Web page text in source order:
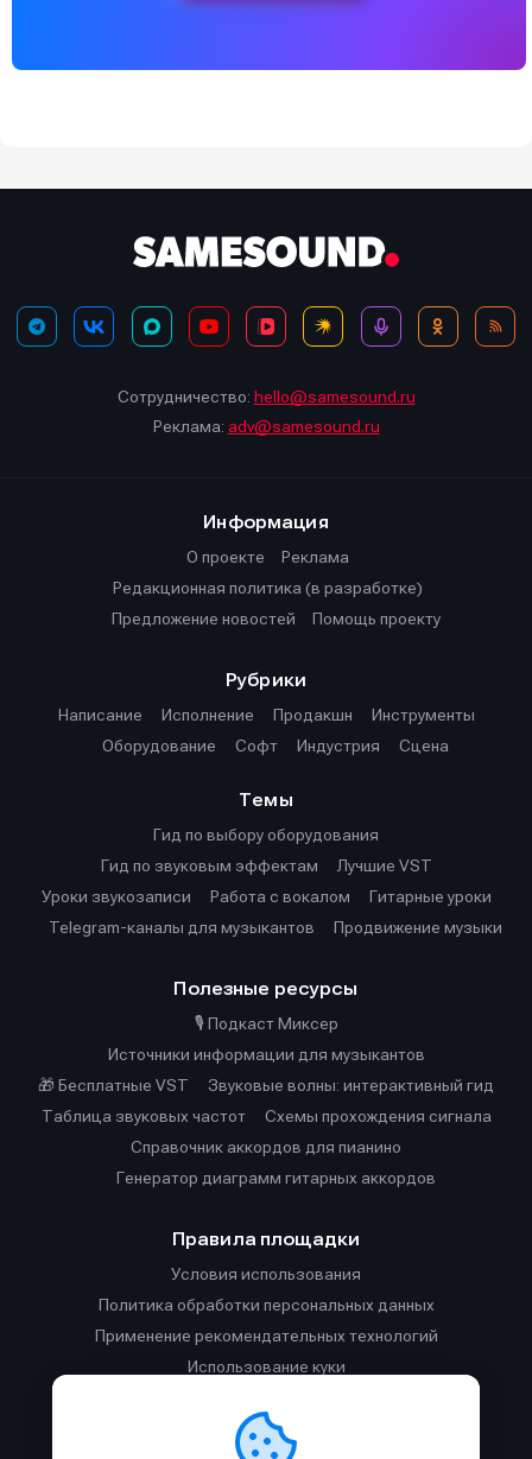
Сотрудничество: hello@samesound.ru
Реклама: adv@samesound.ru
Информация
О проекте
Реклама
Редакционная политика (в разработке)
Предложение новостей
Помощь проекту
Рубрики
Написание
Исполнение Продакшн
Инструменты
Оборудование
Софт Индустрия Сцена
Темы
Гид по выбору оборудования
Гид по звуковым эффектам
Лучшие VST
Уроки звукозаписи
Работа с вокалом
Гитарные уроки
Telegram-каналы для музыкантов
Продвижение музыки
Полезные ресурсы
🎙️ Подкаст Миксер
Источники информации для музыкантов
🎁 Бесплатные VST
Звуковые волны: интерактивный гид
Таблица звуковых частот
Cхемы прохождения сигнала
Справочник аккордов для пианино
Генератор диаграмм гитарных аккордов
Правила площадки
Условия использования
Политика обработки персональных данных
Применение рекомендательных технологий
Использование куки
Правила общения в Телеграм-чате